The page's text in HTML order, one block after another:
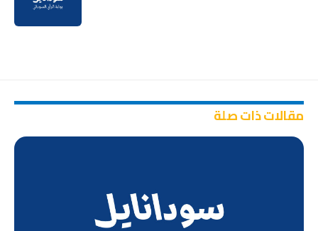
مقالات ذات صلة